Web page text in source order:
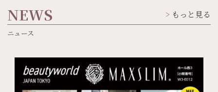
NEWS もっと見る
ニュース